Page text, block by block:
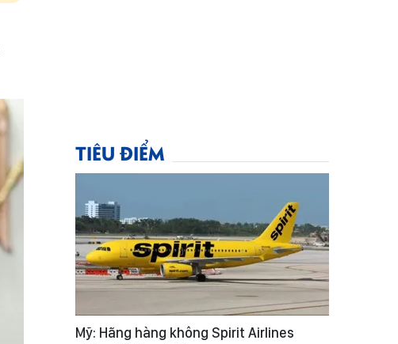
TIÊU ĐIỂM
Mỹ: Hãng hàng không Spirit Airlines